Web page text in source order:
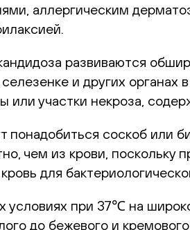
аллергическим
развиваются
и других
или участки некроза,
понадобиться соскоб или
чем из крови,
для
условиях при 37℃ на
до бежевого и